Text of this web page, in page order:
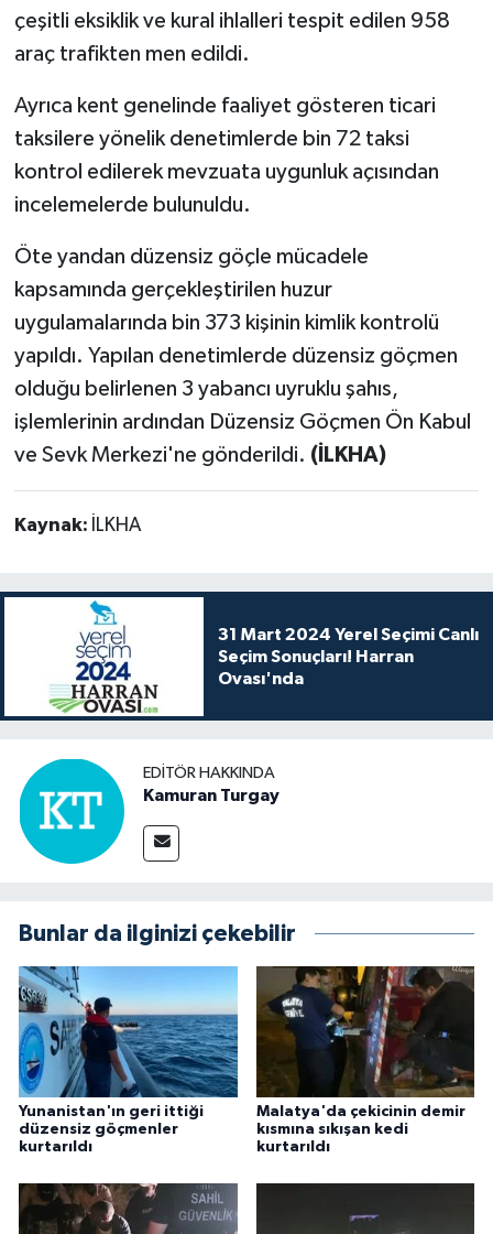
çeşitli eksiklik ve kural ihlalleri tespit edilen 958
araç trafikten men edildi.
Ayrıca kent genelinde faaliyet gösteren ticari
taksilere yönelik denetimlerde bin 72 taksi
kontrol edilerek mevzuata uygunluk açısından
incelemelerde bulunuldu.
Öte yandan düzensiz göçle mücadele
kapsamında gerçekleştirilen huzur
uygulamalarında bin 373 kişinin kimlik kontrolü
yapıldı. Yapılan denetimlerde düzensiz göçmen
olduğu belirlenen 3 yabancı uyruklu şahıs,
işlemlerinin ardından Düzensiz Göçmen Ön Kabul
ve Sevk Merkezi'ne gönderildi. (İLKHA)
Kaynak: İLKHA
31 Mart 2024 Yerel Seçimi Canlı
Seçim Sonuçları! Harran
Ovası'nda
EDITÖR HAKKINDA
Kamuran Turgay
Bunlar da ilginizi çekebilir
Yunanistan'ın geri ittiği
düzensiz göçmenler
kurtarıldı
Malatya'da çekicinin demir
kısmına sıkışan kedi
kurtarıldı